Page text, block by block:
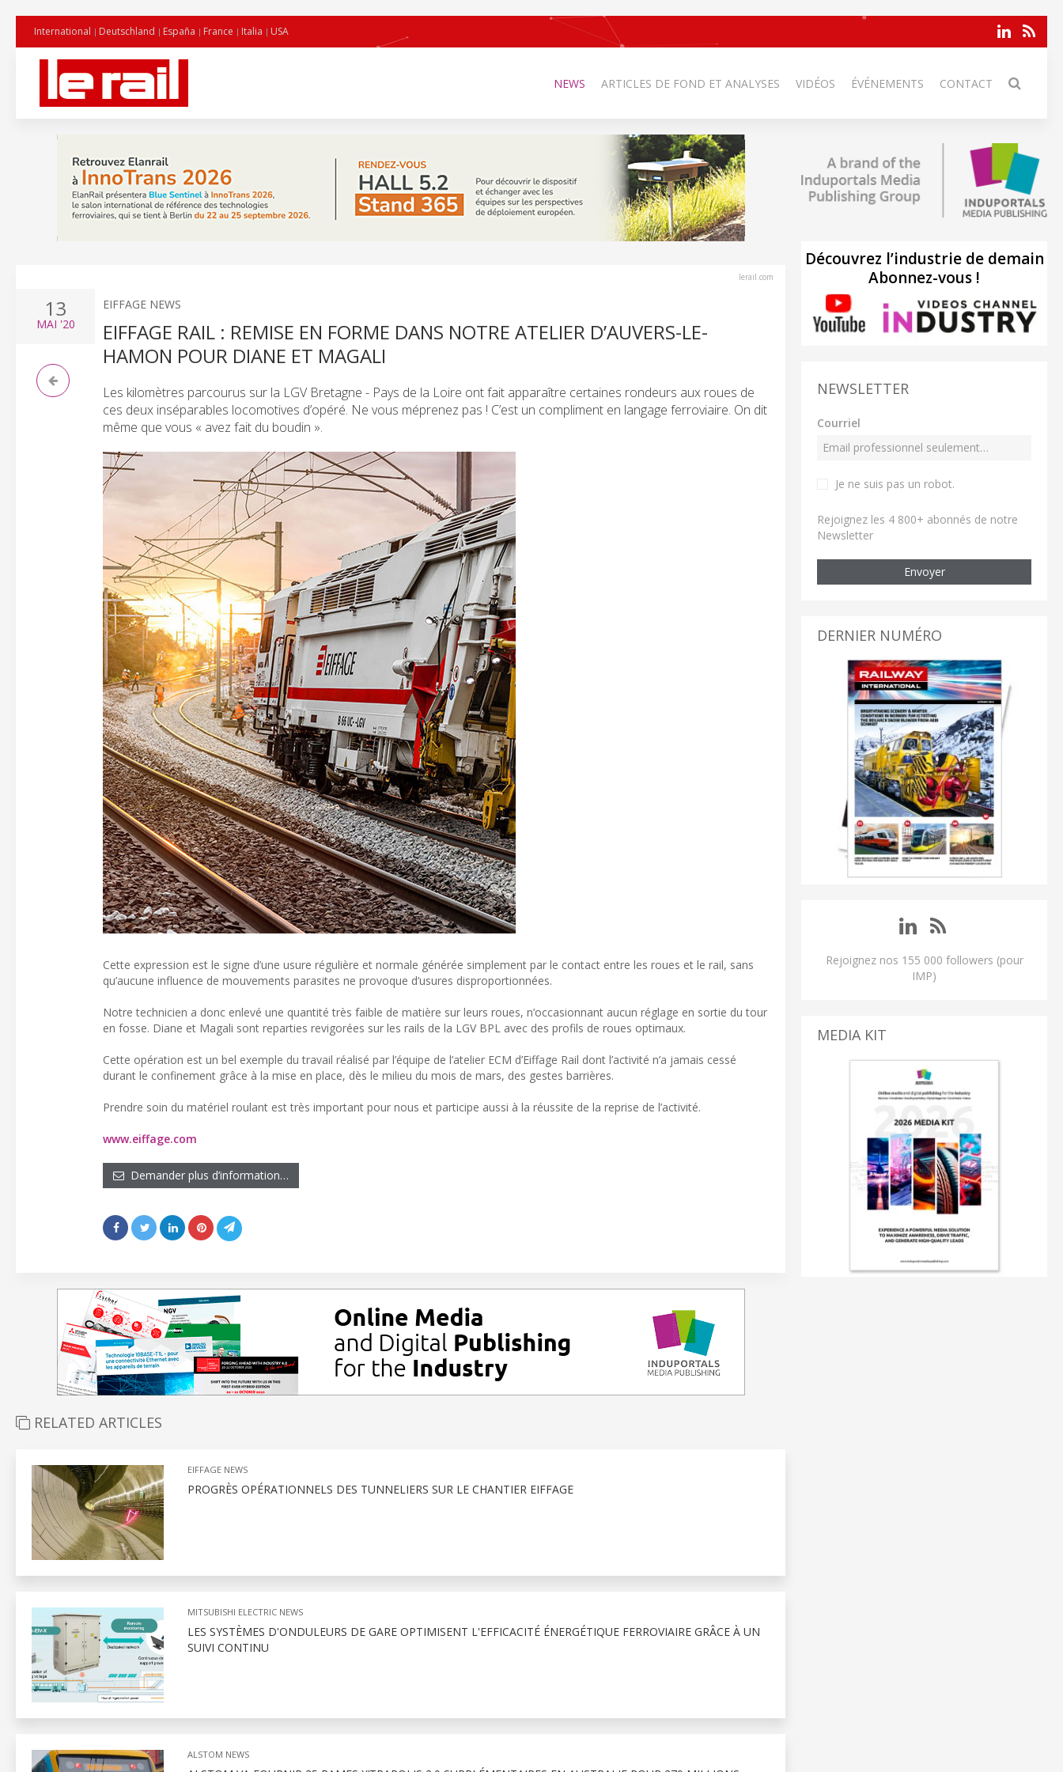
International Deutschland España France Italia USA
NEWS ARTICLES DE FOND ET ANALYSES VIDÉOS ÉVÉNEMENTS CONTACT
lerail.com
13
MAI '20
EIFFAGE NEWS
EIFFAGE RAIL : REMISE EN FORME DANS NOTRE ATELIER D’AUVERS-LE-
HAMON POUR DIANE ET MAGALI
Les kilomètres parcourus sur la LGV Bretagne - Pays de la Loire ont fait apparaître certaines rondeurs aux roues de
ces deux inséparables locomotives d’opéré. Ne vous méprenez pas ! C’est un compliment en langage ferroviaire. On dit
même que vous « avez fait du boudin ».
Cette expression est le signe d’une usure régulière et normale générée simplement par le contact entre les roues et le rail, sans
qu’aucune influence de mouvements parasites ne provoque d’usures disproportionnées.
Notre technicien a donc enlevé une quantité très faible de matière sur leurs roues, n’occasionnant aucun réglage en sortie du tour
en fosse. Diane et Magali sont reparties revigorées sur les rails de la LGV BPL avec des profils de roues optimaux.
Cette opération est un bel exemple du travail réalisé par l’équipe de l’atelier ECM d’Eiffage Rail dont l’activité n’a jamais cessé
durant le confinement grâce à la mise en place, dès le milieu du mois de mars, des gestes barrières.
Prendre soin du matériel roulant est très important pour nous et participe aussi à la réussite de la reprise de l’activité.
www.eiffage.com
Demander plus d’information…
RELATED ARTICLES
EIFFAGE NEWS
PROGRÈS OPÉRATIONNELS DES TUNNELIERS SUR LE CHANTIER EIFFAGE
MITSUBISHI ELECTRIC NEWS
LES SYSTÈMES D'ONDULEURS DE GARE OPTIMISENT L'EFFICACITÉ ÉNERGÉTIQUE FERROVIAIRE GRÂCE À UN
SUIVI CONTINU
ALSTOM NEWS
Découvrez l’industrie de demain
Abonnez-vous !
NEWSLETTER
Courriel
Je ne suis pas un robot.
Rejoignez les 4 800+ abonnés de notre
Newsletter
Envoyer
DERNIER NUMÉRO
Rejoignez nos 155 000 followers (pour
IMP)
MEDIA KIT